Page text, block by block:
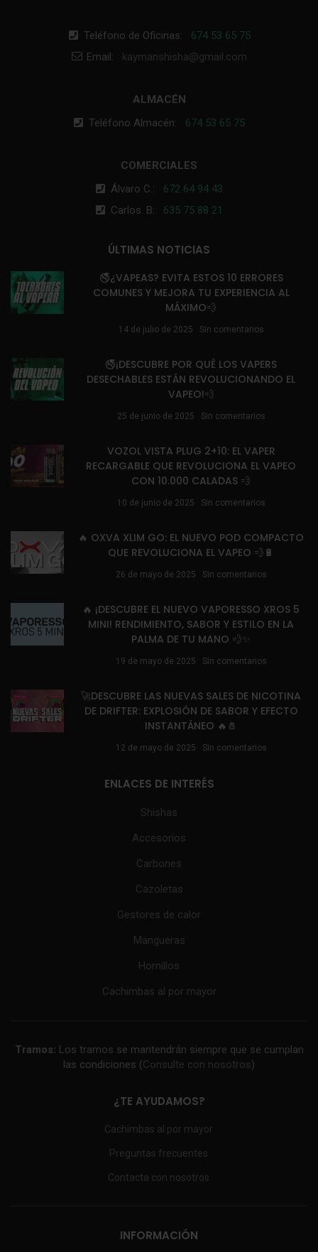
Teléfono de Oficinas: 674 53 65 75
Email: kaymanshisha@gmail.com
ALMACÉN
Teléfono Almacén: 674 53 65 75
COMERCIALES
Álvaro C.: 672 64 94 43
Carlos. B: 635 75 88 21
ÚLTIMAS NOTICIAS
🚭¿VAPEAS? EVITA ESTOS 10 ERRORES
COMUNES Y MEJORA TU EXPERIENCIA AL
MÁXIMO💨
14 de julio de 2025 Sin comentarios
🚭¡DESCUBRE POR QUÉ LOS VAPERS
DESECHABLES ESTÁN REVOLUCIONANDO EL
VAPEO!💨
25 de junio de 2025 Sin comentarios
VOZOL VISTA PLUG 2+10: EL VAPER
RECARGABLE QUE REVOLUCIONA EL VAPEO
CON 10.000 CALADAS 💨
10 de junio de 2025 Sin comentarios
🔥 OXVA XLIM GO: EL NUEVO POD COMPACTO
QUE REVOLUCIONA EL VAPEO 💨🔋
26 de mayo de 2025 Sin comentarios
🔥 ¡DESCUBRE EL NUEVO VAPORESSO XROS 5
MINI! RENDIMIENTO, SABOR Y ESTILO EN LA
PALMA DE TU MANO 💨✨
19 de mayo de 2025 Sin comentarios
🚀DESCUBRE LAS NUEVAS SALES DE NICOTINA
DE DRIFTER: EXPLOSIÓN DE SABOR Y EFECTO
INSTANTÁNEO 🔥🧂
12 de mayo de 2025 Sin comentarios
ENLACES DE INTERÉS
Shishas
Accesorios
Carbones
Cazoletas
Gestores de calor
Mangueras
Hornillos
Cachimbas al por mayor
Tramos: Los tramos se mantendrán siempre que se cumplan
las condiciones (Consulte con nosotros)
¿TE AYUDAMOS?
Cachimbas al por mayor
Preguntas frecuentes
Contacta con nosotros
INFORMACIÓN